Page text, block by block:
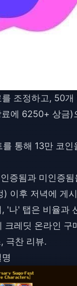
조정하고, 50
에 6250+ 상금)
통해 13만 코
증됨과 미인증
이후 저녁에 게
'나' 탭은 비율과
크레딧 온라인 구
극찬 리뷰.